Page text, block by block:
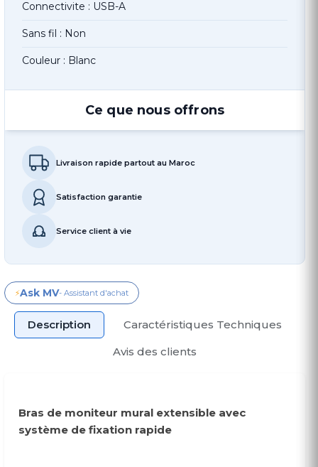
Connectivite : USB-A
Sans fil : Non
Couleur : Blanc
Ce que nous offrons
Livraison rapide partout au Maroc
Satisfaction garantie
Service client à vie
⚡Ask MV- Assistant d'achat
Description
Caractéristiques Techniques
Avis des clients
Bras de moniteur mural extensible avec
système de fixation rapide